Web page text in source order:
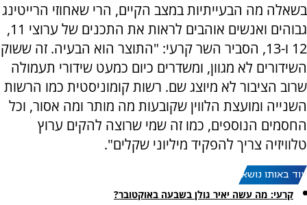
בשאלה מה הבעייתיות במצב הקיים, הרי שאחוזי הרייטינג
גבוהים ואנשים אוהבים לראות את התכנים של ערוצי 11,
12 ו-13, הסביר השר קרעי: "התוצר הוא הבעיה. זה ששוק
השידורים לא מגוון, ומשדרים כיום כמעט שידורי תעמולה
שרוב הציבור לא מיוצג שם. רשות קומוניסטית כמו הרשות
השנייה ומועצת הלווין שקובעות מה מותר ומה אסור, וכל
החסמים הנוספים, כמו זה שמי שרוצה להקים ערוץ
טלוויזיה צריך להפקיד מיליוני שקלים".
עוד באותו נושא:
קרעי: מה עשה יאיר גולן בשבעה באוקטובר?